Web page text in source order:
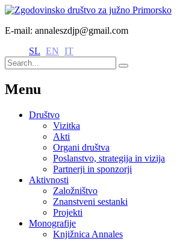
E-mail: annaleszdjp@gmail.com
SL EN IT
Menu
Društvo
Vizitka
Akti
Organi društva
Poslanstvo, strategija in vizija
Partnerji in sponzorji
Aktivnosti
Založništvo
Znanstveni sestanki
Projekti
Monografije
Knjižnica Annales